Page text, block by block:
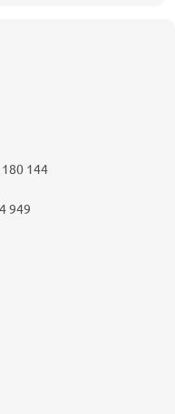
180 144
949